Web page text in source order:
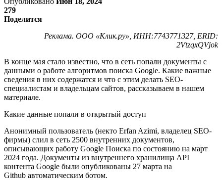
279
Поделится
Реклама. ООО «Клик.ру», ИНН:7743771327, ERID:
2VtzqxQVjok
В конце мая стало известно, что в сеть попали документы с
данными о работе алгоритмов поиска Google. Какие важные
сведения в них содержатся и что с этим делать SEO-
специалистам и владельцам сайтов, рассказываем в нашем
материале.
Какие данные попали в открытый доступ
Анонимный пользователь (некто Erfan Azimi, владелец SEO-
фирмы) слил в сеть 2500 внутренних документов,
описывающих работу Google Поиска по состоянию на март
2024 года. Документы из внутреннего хранилища API
контента Google были опубликованы 27 марта на
Github автоматическим ботом.